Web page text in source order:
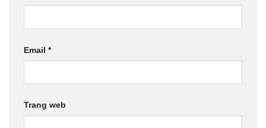
Email *
Trang web